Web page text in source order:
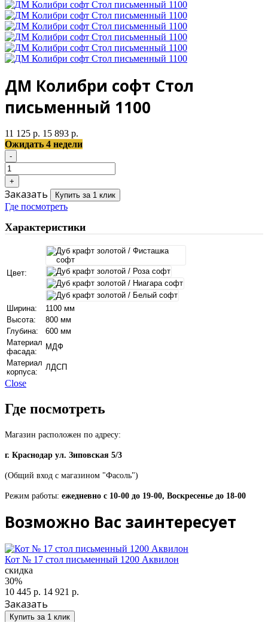
ДМ Колибри софт Стол
письменный 1100
11 125 р. 15 893 р.
Ожидать 4 недели
Заказать Купить за 1 клик
Где посмотреть
Характеристики
Цвет:
Ширина:
1100 мм
Высота:
800 мм
Глубина:
600 мм
Материал
фасада:
МДФ
Материал
корпуса:
ЛДСП
Close
Где посмотреть
Магазин расположен по адресу:
г. Краснодар ул. Зиповская 5/3
(Общий вход с магазином "Фасоль")
Режим работы: ежедневно с 10-00 до 19-00, Воскресенье до 18-00
Возможно Вас заинтересует
Кот № 17 стол письменный 1200 Аквилон
скидка
30%
10 445 р. 14 921 р.
Заказать
Купить за 1 клик